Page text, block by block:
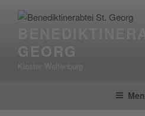
Inhalt